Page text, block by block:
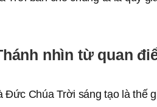
nhìn từ quan
Đức Chúa Trời sáng tạo là thế